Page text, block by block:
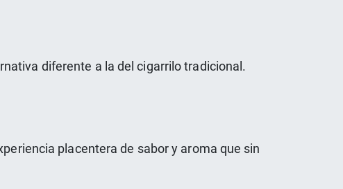
diferente a la del cigarrilo tradicional.
placentera de sabor y aroma que sin